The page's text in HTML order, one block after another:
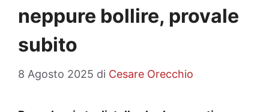
neppure bollire, provale
subito
8 Agosto 2025 di Cesare Orecchio